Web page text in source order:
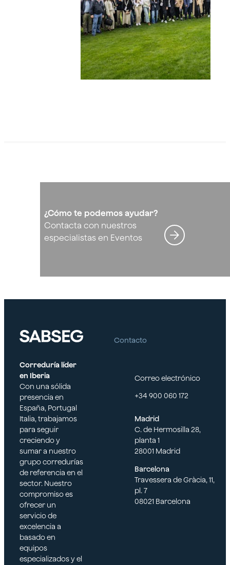
¿Cómo te podemos ayudar?
Contacta con nuestros
especialistas en Eventos
Correduría líder
en Iberia
Con una sólida
presencia en
España, Portugal
Italia, trabajamos
para seguir
creciendo y
sumar a nuestro
grupo corredurías
de referencia en el
sector. Nuestro
compromiso es
ofrecer un
servicio de
excelencia a
basado en
equipos
especializados y el
Contacto
Correo electrónico
+34 900 060 172
Madrid
C. de Hermosilla 28,
planta 1
28001 Madrid
Barcelona
Travessera de Gràcia, 11,
pl. 7
08021 Barcelona